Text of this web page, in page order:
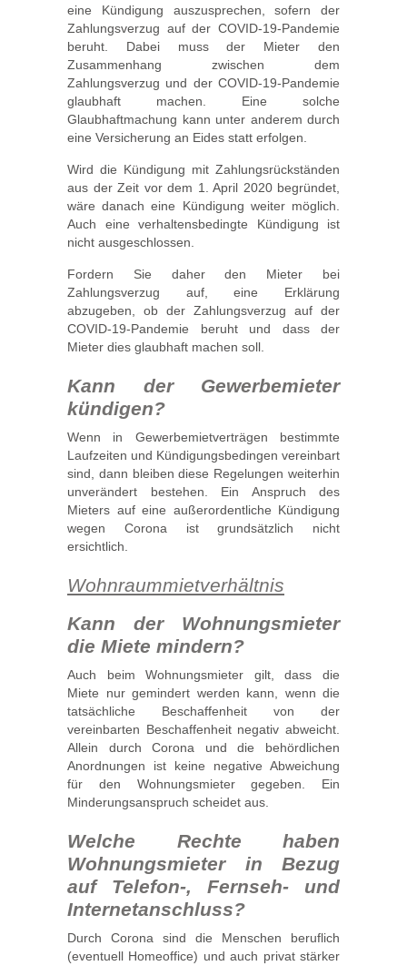
eine Kündigung auszusprechen, sofern der
Zahlungsverzug auf der COVID-19-Pandemie
beruht. Dabei muss der Mieter den
Zusammenhang zwischen dem
Zahlungsverzug und der COVID-19-Pandemie
glaubhaft machen. Eine solche
Glaubhaftmachung kann unter anderem durch
eine Versicherung an Eides statt erfolgen.
Wird die Kündigung mit Zahlungsrückständen
aus der Zeit vor dem 1. April 2020 begründet,
wäre danach eine Kündigung weiter möglich.
Auch eine verhaltensbedingte Kündigung ist
nicht ausgeschlossen.
Fordern Sie daher den Mieter bei
Zahlungsverzug auf, eine Erklärung
abzugeben, ob der Zahlungsverzug auf der
COVID-19-Pandemie beruht und dass der
Mieter dies glaubhaft machen soll.
Kann der Gewerbemieter
kündigen?
Wenn in Gewerbemietverträgen bestimmte
Laufzeiten und Kündigungsbedingen vereinbart
sind, dann bleiben diese Regelungen weiterhin
unverändert bestehen. Ein Anspruch des
Mieters auf eine außerordentliche Kündigung
wegen Corona ist grundsätzlich nicht
ersichtlich.
Wohnraummietverhältnis
Kann der Wohnungsmieter
die Miete mindern?
Auch beim Wohnungsmieter gilt, dass die
Miete nur gemindert werden kann, wenn die
tatsächliche Beschaffenheit von der
vereinbarten Beschaffenheit negativ abweicht.
Allein durch Corona und die behördlichen
Anordnungen ist keine negative Abweichung
für den Wohnungsmieter gegeben. Ein
Minderungsanspruch scheidet aus.
Welche Rechte haben
Wohnungsmieter in Bezug
auf Telefon-, Fernseh- und
Internetanschluss?
Durch Corona sind die Menschen beruflich
(eventuell Homeoffice) und auch privat stärker